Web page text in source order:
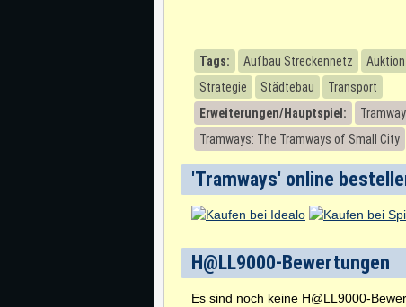
Tags: Aufbau Streckennetz
Strategie
Städtebau
Transport
Erweiterungen/Hauptspiel:
Tramways: The Tramways of Small City
'Tramways' online
H@LL9000-Bewertungen
Es sind noch keine H@LL9000-